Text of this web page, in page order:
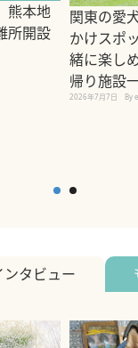
熊本地
所開設
関東の愛
かけスポ
緒に楽し
帰り施設
2026年7月7日 By
タビュー